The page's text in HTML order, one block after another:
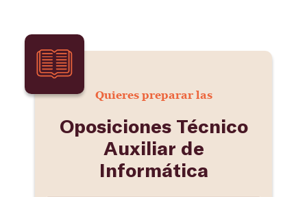
Quieres preparar las
Oposiciones Técnico
Auxiliar de
Informática